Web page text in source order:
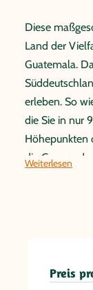
Diese
Land der
Guatemala.
erleben. So
die Sie in nur
Höhepunkten
die Gassen
einzigartiges
Weiterlesen
Preis